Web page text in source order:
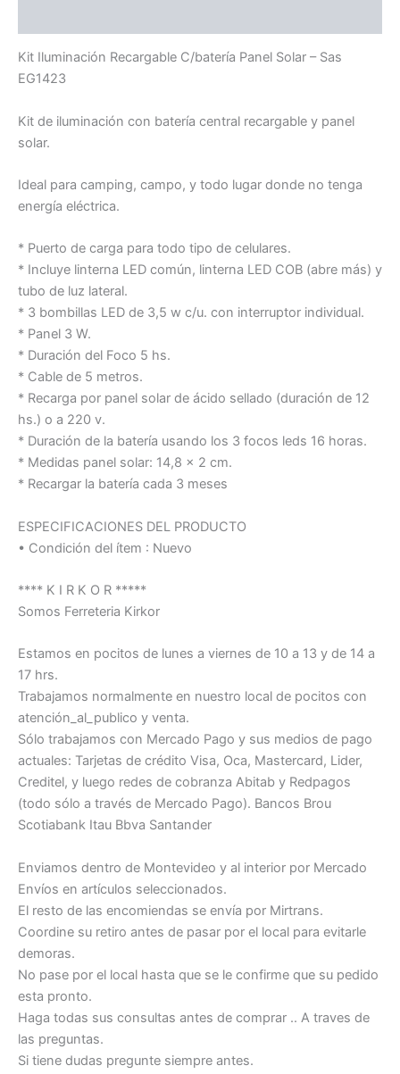
Kit Iluminación Recargable C/batería Panel Solar – Sas
EG1423
Kit de iluminación con batería central recargable y panel
solar.
Ideal para camping, campo, y todo lugar donde no tenga
energía eléctrica.
* Puerto de carga para todo tipo de celulares.
* Incluye linterna LED común, linterna LED COB (abre más) y
tubo de luz lateral.
* 3 bombillas LED de 3,5 w c/u. con interruptor individual.
* Panel 3 W.
* Duración del Foco 5 hs.
* Cable de 5 metros.
* Recarga por panel solar de ácido sellado (duración de 12
hs.) o a 220 v.
* Duración de la batería usando los 3 focos leds 16 horas.
* Medidas panel solar: 14,8 x 2 cm.
* Recargar la batería cada 3 meses
ESPECIFICACIONES DEL PRODUCTO
• Condición del ítem : Nuevo
**** K I R K O R *****
Somos Ferreteria Kirkor
Estamos en pocitos de lunes a viernes de 10 a 13 y de 14 a
17 hrs.
Trabajamos normalmente en nuestro local de pocitos con
atención_al_publico y venta.
Sólo trabajamos con Mercado Pago y sus medios de pago
actuales: Tarjetas de crédito Visa, Oca, Mastercard, Lider,
Creditel, y luego redes de cobranza Abitab y Redpagos
(todo sólo a través de Mercado Pago). Bancos Brou
Scotiabank Itau Bbva Santander
Enviamos dentro de Montevideo y al interior por Mercado
Envíos en artículos seleccionados.
El resto de las encomiendas se envía por Mirtrans.
Coordine su retiro antes de pasar por el local para evitarle
demoras.
No pase por el local hasta que se le confirme que su pedido
esta pronto.
Haga todas sus consultas antes de comprar .. A traves de
las preguntas.
Si tiene dudas pregunte siempre antes.